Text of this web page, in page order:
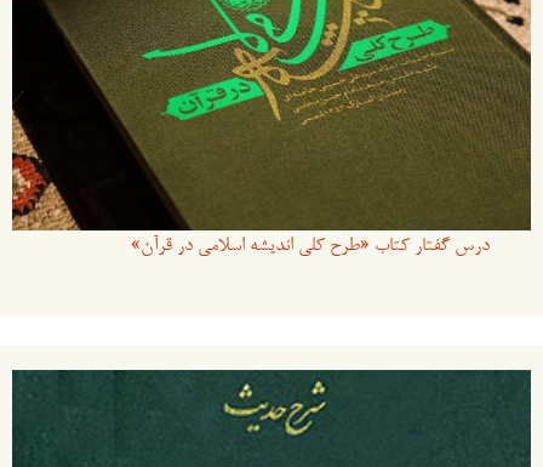
درس گفتار کتاب «طرح کلی اندیشه اسلامی در قرآن»